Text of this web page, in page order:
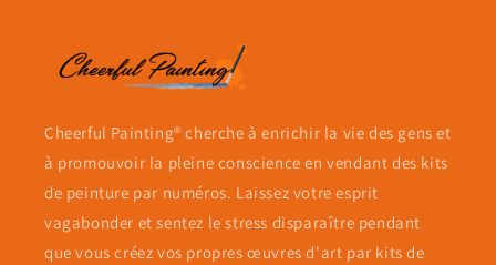
Cheerful Painting® cherche à enrichir la vie des gens et
à promouvoir la pleine conscience en vendant des kits
de peinture par numéros. Laissez votre esprit
vagabonder et sentez le stress disparaître pendant
que vous créez vos propres œuvres d'art par kits de